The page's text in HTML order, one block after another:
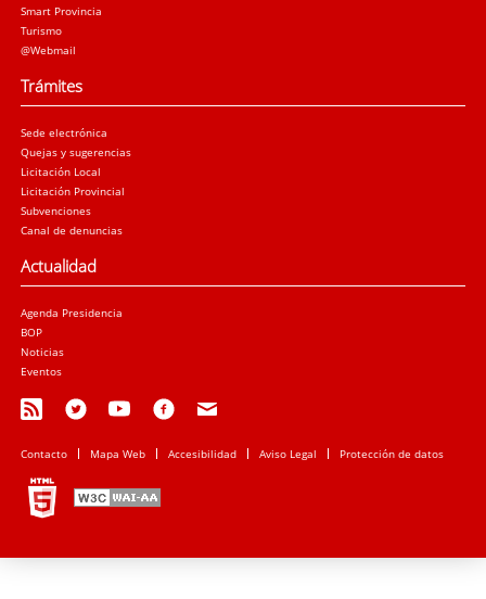
Smart Provincia
Turismo
@Webmail
Trámites
Sede electrónica
Quejas y sugerencias
Licitación Local
Licitación Provincial
Subvenciones
Canal de denuncias
Actualidad
Agenda Presidencia
BOP
Noticias
Eventos
Contacto Mapa Web Accesibilidad Aviso Legal Protección de datos